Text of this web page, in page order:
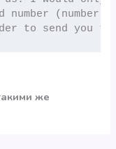
number
to send you
же